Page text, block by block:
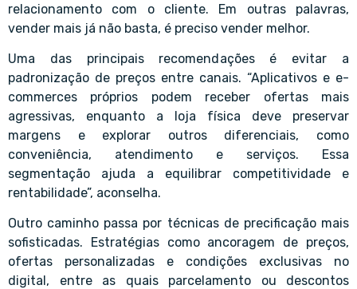
relacionamento com o cliente. Em outras palavras,
vender mais já não basta, é preciso vender melhor.
Uma das principais recomendações é evitar a
padronização de preços entre canais. “Aplicativos e e-
commerces próprios podem receber ofertas mais
agressivas, enquanto a loja física deve preservar
margens e explorar outros diferenciais, como
conveniência, atendimento e serviços. Essa
segmentação ajuda a equilibrar competitividade e
rentabilidade”, aconselha.
Outro caminho passa por técnicas de precificação mais
sofisticadas. Estratégias como ancoragem de preços,
ofertas personalizadas e condições exclusivas no
digital, entre as quais parcelamento ou descontos